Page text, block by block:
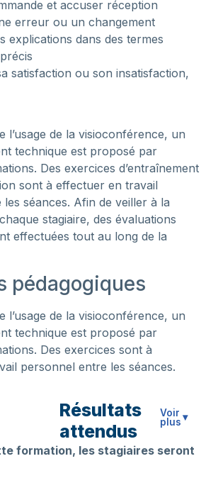
et accuser réception
erreur ou un changement
explications dans des termes
satisfaction ou son insatisfaction,
l’usage de la visioconférence, un
technique est proposé par
Des exercices d’entraînement
sont à effectuer en travail
séances. Afin de veiller à la
stagiaire, des évaluations
effectuées tout au long de la
pédagogiques
l’usage de la visioconférence, un
technique est proposé par
Des exercices sont à
personnel entre les séances.
Résultats
attendus
Voir
plus▾
formation, les stagiaires seront